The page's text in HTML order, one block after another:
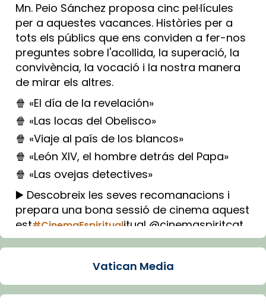
Mn. Peio Sánchez proposa cinc pel·lícules
per a aquestes vacances. Històries per a
tots els públics que ens conviden a fer-nos
preguntes sobre l'acollida, la superació, la
convivència, la vocació i la nostra manera
de mirar els altres.
🍿 «El día de la revelación»
🍿 «Las locas del Obelisco»
🍿 «Viaje al país de los blancos»
🍿 «León XIV, el hombre detrás del Papa»
🍿 «Las ovejas detectives»
▶️ Descobreix les seves recomanacions i
prepara una bona sessió de cinema aquest
est#CinemaEspiritualitual @cinemaspiritcat
Imatge: Generada amb IA (OpenAI)
Vatican Media